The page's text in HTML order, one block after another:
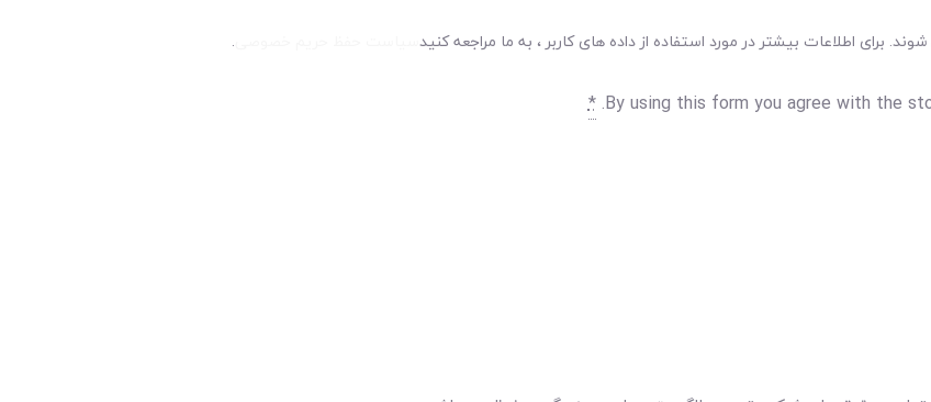
برای اطلاعات بیشتر در مورد استفاده از داده های کاربر ، به ما مراجعه کنید .
By using this form you agree with the
*